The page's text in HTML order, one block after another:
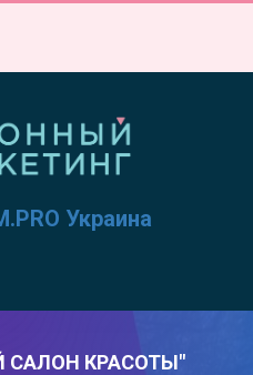
Украина
САЛОН КРАСОТЫ"